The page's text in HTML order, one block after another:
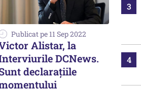
Publicat pe 11 Sep 2022
Alistar, la
DCNews.
declarațiile